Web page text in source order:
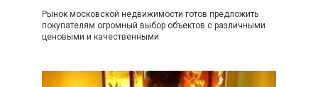
Рынок московской недвижимости готов предложить
покупателям огромный выбор объектов с различными
ценовыми и качественными